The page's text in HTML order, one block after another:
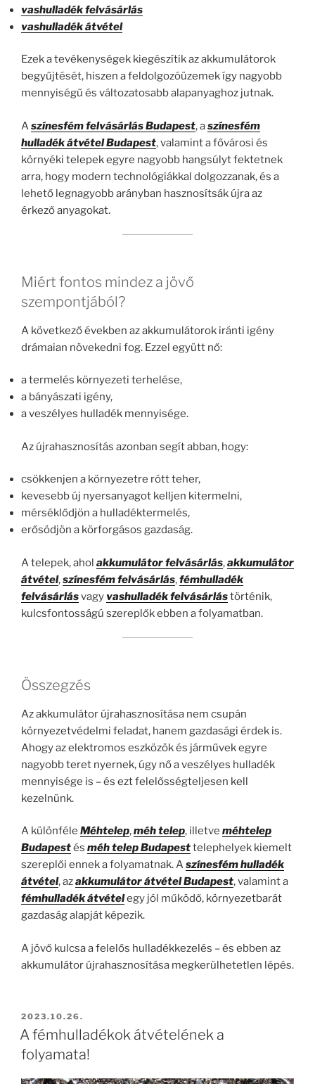
vashulladék felvásárlás
vashulladék átvétel
Ezek a tevékenységek kiegészítik az akkumulátorok
begyűjtését, hiszen a feldolgozóüzemek így nagyobb
mennyiségű és változatosabb alapanyaghoz jutnak.
Aszínesfém felvásárlás Budapest, aszínesfém
hulladék átvétel Budapest, valamint a fővárosi és
környéki telepek egyre nagyobb hangsúlyt fektetnek
arra, hogy modern technológiákkal dolgozzanak, és a
lehető legnagyobb arányban hasznosítsák újra az
érkező anyagokat.
Miért fontos mindez a jövő
szempontjából?
A következő években az akkumulátorok iránti igény
drámaian növekedni fog. Ezzel együtt nő:
a termelés környezeti terhelése,
a bányászati igény,
a veszélyes hulladék mennyisége.
Az újrahasznosítás azonban segít abban, hogy:
csökkenjen a környezetre rótt teher,
kevesebb új nyersanyagot kelljen kitermelni,
mérséklődjön a hulladéktermelés,
erősödjön a körforgásos gazdaság.
A telepek, ahol akkumulátor felvásárlás,akkumulátor
átvétel,színesfém felvásárlás,fémhulladék
felvásárlásvagyvashulladék felvásárlástörténik,
kulcsfontosságú szereplők ebben a folyamatban.
Összegzés
Az akkumulátor újrahasznosítása nem csupán
környezetvédelmi feladat, hanem gazdasági érdek is.
Ahogy az elektromos eszközök és járművek egyre
nagyobb teret nyernek, úgy nő a veszélyes hulladék
mennyisége is – és ezt felelősségteljesen kell
kezelnünk.
A különféle Méhtelep,méh telep, illetve méhtelep
Budapestés méh telep Budapesttelephelyek kiemelt
szereplői ennek a folyamatnak. Aszínesfém hulladék
átvétel, azakkumulátor átvétel Budapest, valamint a
fémhulladék átvételegy jól működő, környezetbarát
gazdaság alapját képezik.
A jövő kulcsa a felelős hulladékkezelés – és ebben az
akkumulátor újrahasznosítása megkerülhetetlen lépés.
BEKÜLDVE:
2023.10.26.
A fémhulladékok átvételének a
folyamata!